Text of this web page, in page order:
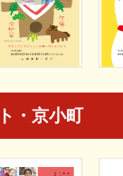
・京小町